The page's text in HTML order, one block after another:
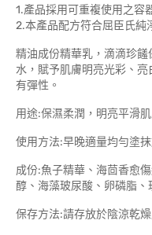
1.產品採用可重複使用之容
2.本產品配方符合屈臣氏純
精油成份精華乳，滴滴珍
水，賦予肌膚明亮光彩、
有彈性。
用途:保濕柔潤，明亮平滑肌
使用方法:早晚適量均勻塗
成份:魚子精華、海茴香愈
醇、海藻玻尿酸、卵磷脂、
保存方法:請存放於陰涼乾燥